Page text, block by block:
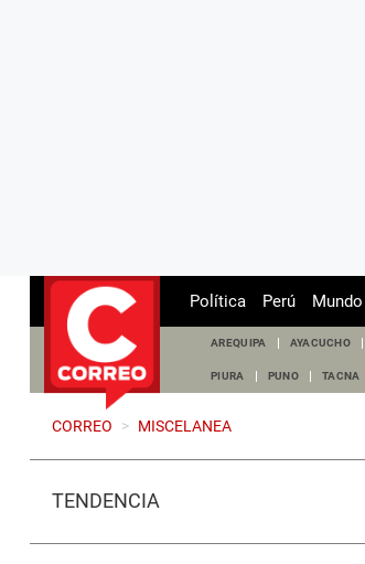
Política Perú Mundo
AREQUIPA AYACUCHO
PIURA PUNO TACNA
CORREO > MISCELANEA
TENDENCIA